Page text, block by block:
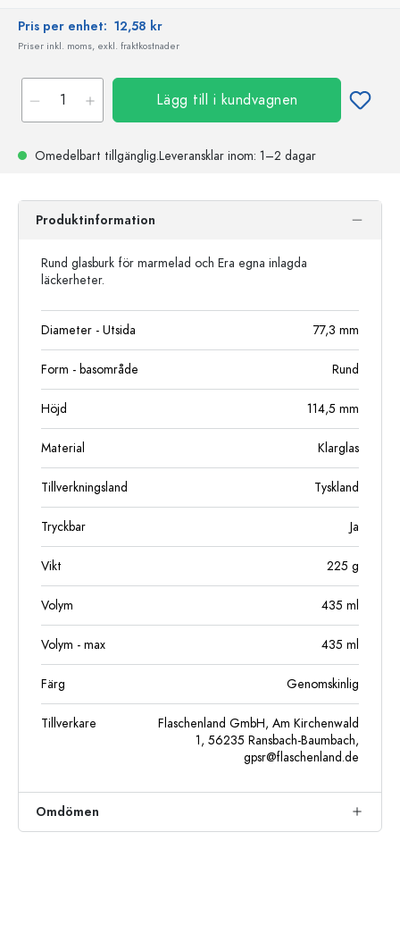
Pris per enhet: 12,58 kr
Priser inkl. moms, exkl. fraktkostnader
Lägg till i kundvagnen
Omedelbart tillgänglig.Leveransklar inom: 1–2 dagar
Produktinformation
Rund glasburk för marmelad och Era egna inlagda
läckerheter.
Diameter - Utsida 77,3 mm
Form - basområde Rund
Höjd 114,5 mm
Material Klarglas
Tillverkningsland Tyskland
Tryckbar Ja
Vikt 225 g
Volym 435 ml
Volym - max 435 ml
Färg Genomskinlig
Tillverkare
Flaschenland GmbH, Am Kirchenwald
1, 56235 Ransbach-Baumbach,
gpsr@flaschenland.de
Omdömen